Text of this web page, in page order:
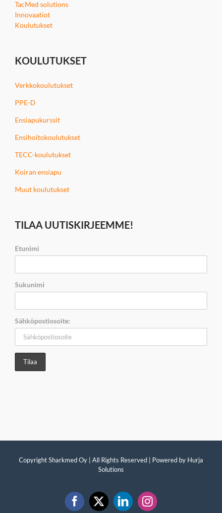
TacMed solutions
Innovaatiot
Koulutukset
KOULUTUKSET
Verkkokoulutukset
PPE-D
Ensiapukurssit
Ensihoitokoulutukset
TECC-koulutukset
Koiran ensiapu
Muut koulutukset
TILAA UUTISKIRJEEMME!
Etunimi
Sukunimi
Sähköpostiosoite:
Copyright Sharkmed Oy | All Rights Reserved | Powered by Hurja
Solutions
Facebook
X LinkedInInstagram